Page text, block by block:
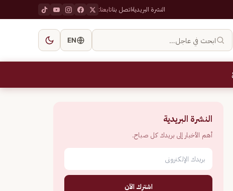
النشرة البريديةاتصل بناتابعنا:
ابحث في عاجل… EN
النشرة البريدية
أهم الأخبار إلى بريدك كل صباح.
اشترك الآن